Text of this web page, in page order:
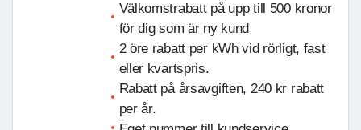
Välkomstrabatt på upp till 500 kronor
för dig som är ny kund
2 öre rabatt per kWh vid rörligt, fast
eller kvartspris.
Rabatt på årsavgiften, 240 kr rabatt
per år.